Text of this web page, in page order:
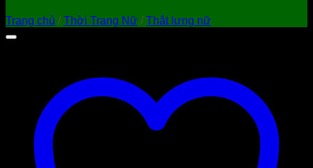
Trang chủ / Thời Trang Nữ / Thắt lưng nữ